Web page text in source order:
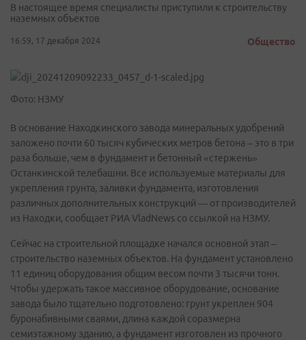
В настоящее время специалисты приступили к строительству
наземных объектов
16:59, 17 декабря 2024 Общество
Фото: НЗМУ
В основание Находкинского завода минеральных удобрений
заложено почти 60 тысяч кубических метров бетона – это в три
раза больше, чем в фундамент и бетонный «стержень»
Останкинской телебашни. Все используемые материалы для
укрепления грунта, заливки фундамента, изготовления
различных дополнительных конструкций — от производителей
из Находки, сообщает РИА VladNews со ссылкой на НЗМУ.
Сейчас на строительной площадке начался основной этап –
строительство наземных объектов. На фундамент установлено
11 единиц оборудования общим весом почти 3 тысячи тонн.
Чтобы удержать такое массивное оборудование, основание
завода было тщательно подготовлено: грунт укреплен 904
буронабивными сваями, длина каждой соразмерна
семиэтажному зданию, а фундамент изготовлен из прочного